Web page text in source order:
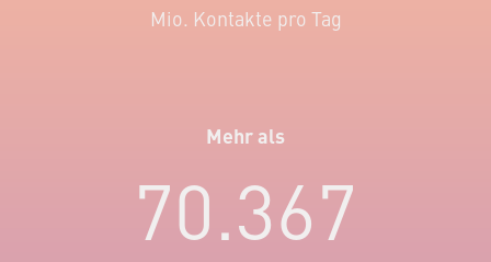
Mio. Kontakte pro Tag
Mehr als
70.367